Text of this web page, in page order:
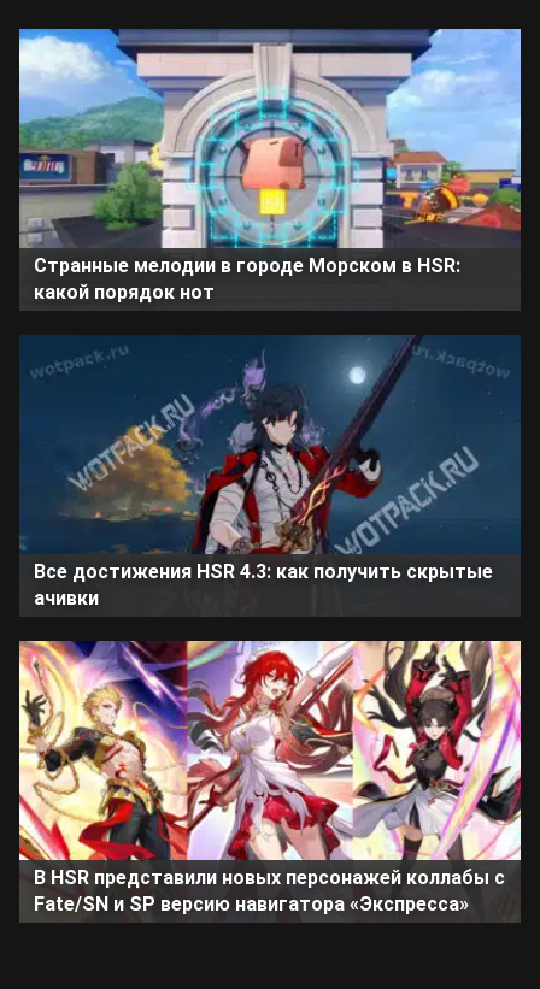
Странные мелодии в городе Морском в HSR:
какой порядок нот
Все достижения HSR 4.3: как получить скрытые
ачивки
В HSR представили новых персонажей коллабы с
Fate/SN и SP версию навигатора «Экспресса»